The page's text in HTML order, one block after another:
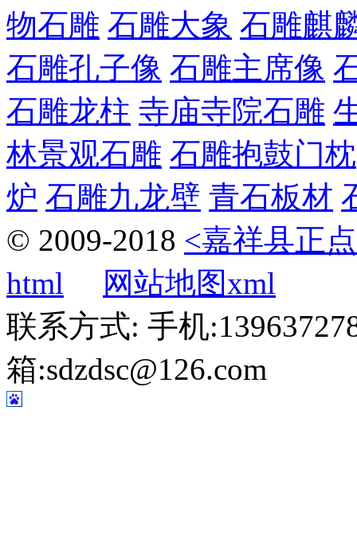
物石雕 石雕大象 石雕麒
石雕孔子像 石雕主席像
石雕龙柱 寺庙寺院石雕
林景观石雕 石雕抱鼓门枕
炉 石雕九龙壁 青石板材
© 2009-2018 <嘉祥县正
html
网站地图xml
联系方式: 手机
箱:sdzdsc@126.com